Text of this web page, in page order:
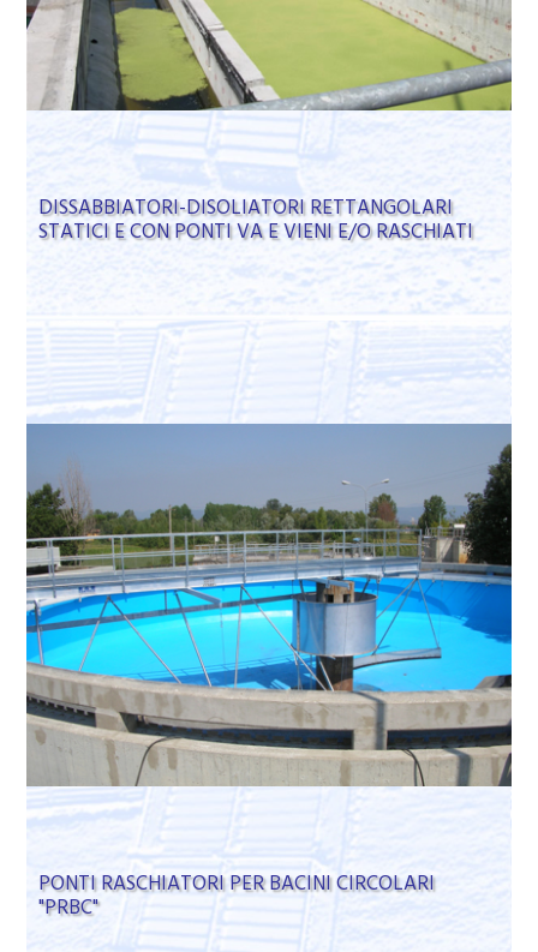
DISSABBIATORI-DISOLIATORI RETTANGOLARI
STATICI E CON PONTI VA E VIENI E/O RASCHIATI
PONTI RASCHIATORI PER BACINI CIRCOLARI
"PRBC"